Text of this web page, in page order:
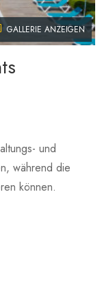
GALLERIE ANZEIGEN
und
während die
können.